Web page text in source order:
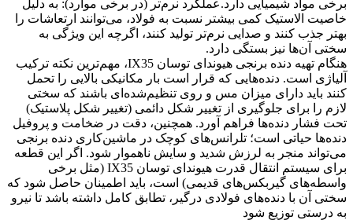
برخی مواد شیمیایی دارد.عملکرد نرم‌تر (در برخی موارد): به دلیل
خاصیت الاستیک کمی بیشتر نسبت به فولاد، می‌توانند ارتعاشات را
بهتر جذب کنند و صدایی نرم‌تر تولید کنند، اگرچه این ویژگی به
سختی آن‌ها نیز بستگی دارد.
هنگام تهیه دنده برنجی هیوندای توسان IX35، مهم‌ترین نکته ترکیب
آلیاژی است. دنده‌هایی که قرار است بار مکانیکی بالایی را تحمل
کنند باید دارای میزان مس و روی تنظیم‌شده‌ای باشند که سختی
لازم را برای جلوگیری از تغییر شکل دائمی (تغییر شکل پلاستیک)
تحت فشار دنده‌ها فراهم آورد. همچنین، دقت در ضخامت و پروفیل
دنده‌ها حیاتی است؛ تلرانس‌های کوچک در ماشین‌کاری دنده برنجی
می‌تواند منجر به لرزش شدید و سایش ناهموار شود. اگر این قطعه
برای سیستم انتقال قدرت هیوندای توسان IX35 (مثل برخی
واسطه‌های گیربکس‌های قدیمی) است، باید اطمینان حاصل شود که
سختی آن با دنده‌های فولادی درگیر، تطابق کامل داشته باشد تا نیرو
به درستی توزیع شود